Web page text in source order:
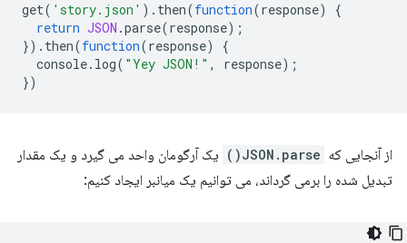
get( 'story.json' ). then(function(response)
{
return JSON .parse(response);
}). then(function(response)
{
console. log( "Yey JSON!" , response);
})
از آنجایی که JSON.parse()
یک آرگومان واحد می گیرد و یک مقدار
تبدیل شده را برمی گرداند، می توانیم یک میانبر ایجاد کنیم: